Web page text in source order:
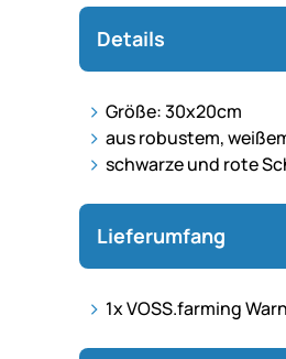
Details
Größe: 30x20cm
aus robustem,
schwarze und rote
Lieferumfang
1x VOSS.farming